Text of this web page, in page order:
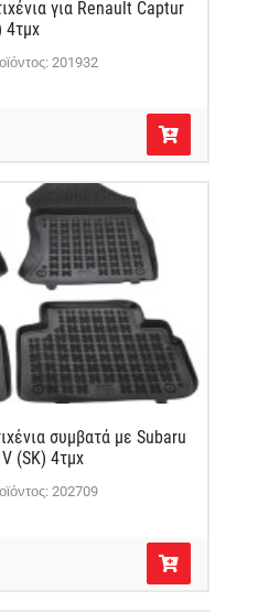
για Renault Captur
4τμχ
201932
συμβατά με Subaru
(SK) 4τμχ
202709